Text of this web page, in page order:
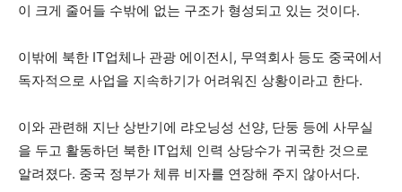
이 크게 줄어들 수밖에 없는 구조가 형성되고 있는 것이다.
이밖에 북한 IT업체나 관광 에이전시, 무역회사 등도 중국에서
독자적으로 사업을 지속하기가 어려워진 상황이라고 한다.
이와 관련해 지난 상반기에 랴오닝성 선양, 단둥 등에 사무실
을 두고 활동하던 북한 IT업체 인력 상당수가 귀국한 것으로
알려졌다. 중국 정부가 체류 비자를 연장해 주지 않아서다.